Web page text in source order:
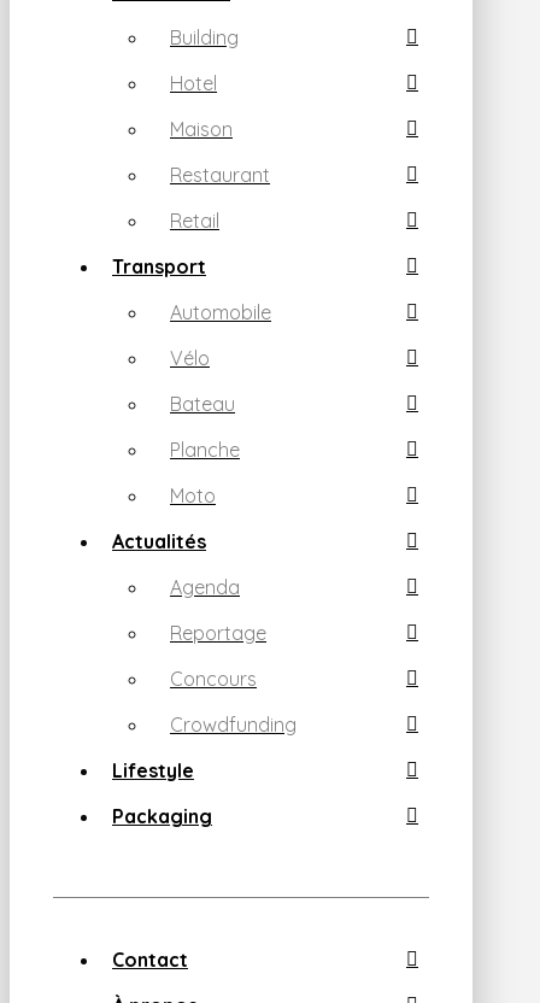
Building
Hotel
Maison
Restaurant
Retail
Transport
Automobile
Vélo
Bateau
Planche
Moto
Actualités
Agenda
Reportage
Concours
Crowdfunding
Lifestyle
Packaging
Contact